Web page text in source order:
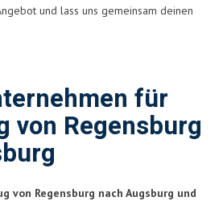
und lass uns gemeinsam deinen
für
von Regensburg
von Regensburg nach Augsburg und